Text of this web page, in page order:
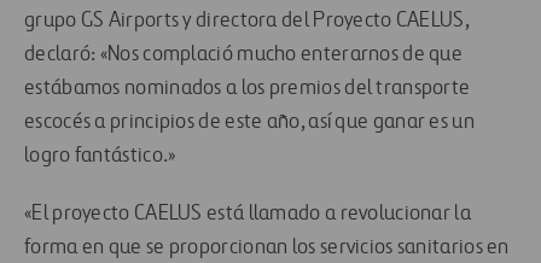
grupo GS Airports y directora del Proyecto CAELUS,
declaró: «Nos complació mucho enterarnos de que
estábamos nominados a los premios del transporte
escocés a principios de este año, así que ganar es un
logro fantástico.»
«El proyecto CAELUS está llamado a revolucionar la
forma en que se proporcionan los servicios sanitarios en